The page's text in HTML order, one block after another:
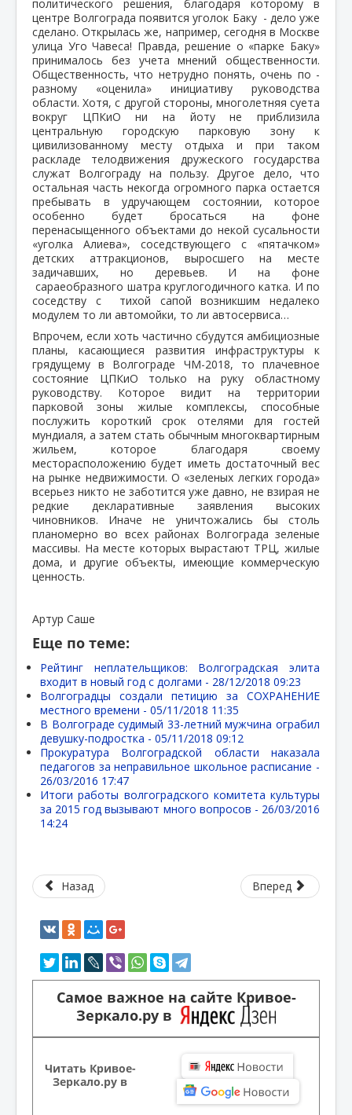
политического решения, благодаря которому в
центре Волгограда появится уголок Баку - дело уже
сделано. Открылась же, например, сегодня в Москве
улица Уго Чавеса! Правда, решение о «парке Баку»
принималось без учета мнений общественности.
Общественность, что нетрудно понять, очень по -
разному «оценила» инициативу руководства
области. Хотя, с другой стороны, многолетняя суета
вокруг ЦПКиО ни на йоту не приблизила
центральную городскую парковую зону к
цивилизованному месту отдыха и при таком
раскладе телодвижения дружеского государства
служат Волгограду на пользу. Другое дело, что
остальная часть некогда огромного парка остается
пребывать в удручающем состоянии, которое
особенно будет бросаться на фоне
перенасыщенного объектами до некой сусальности
«уголка Алиева», соседствующего с «пятачком»
детских аттракционов, выросшего на месте
задичавших, но деревьев. И на фоне
сараеобразного шатра круглогодичного катка. И по
соседству с тихой сапой возникшим недалеко
модулем то ли автомойки, то ли автосервиса…
Впрочем, если хоть частично сбудутся амбициозные
планы, касающиеся развития инфраструктуры к
грядущему в Волгограде ЧМ-2018, то плачевное
состояние ЦПКиО только на руку областному
руководству. Которое видит на территории
парковой зоны жилые комплексы, способные
послужить короткий срок отелями для гостей
мундиаля, а затем стать обычным многоквартирным
жильем, которое благодаря своему
месторасположению будет иметь достаточный вес
на рынке недвижимости. О «зеленых легких города»
всерьез никто не заботится уже давно, не взирая не
редкие декларативные заявления высоких
чиновников. Иначе не уничтожались бы столь
планомерно во всех районах Волгограда зеленые
массивы. На месте которых вырастают ТРЦ, жилые
дома, и другие объекты, имеющие коммерческую
ценность.
Артур Саше
Еще по теме:
Рейтинг неплательщиков: Волгоградская элита
входит в новый год с долгами - 28/12/2018 09:23
Волгоградцы создали петицию за СОХРАНЕНИЕ
местного времени - 05/11/2018 11:35
В Волгограде судимый 33-летний мужчина ограбил
девушку-подростка - 05/11/2018 09:12
Прокуратура Волгоградской области наказала
педагогов за неправильное школьное расписание -
26/03/2016 17:47
Итоги работы волгоградского комитета культуры
за 2015 год вызывают много вопросов - 26/03/2016
14:24
Назад Вперед
Самое важное на сайте Кривое-
Зеркало.ру в
Читать Кривое-
Зеркало.ру в